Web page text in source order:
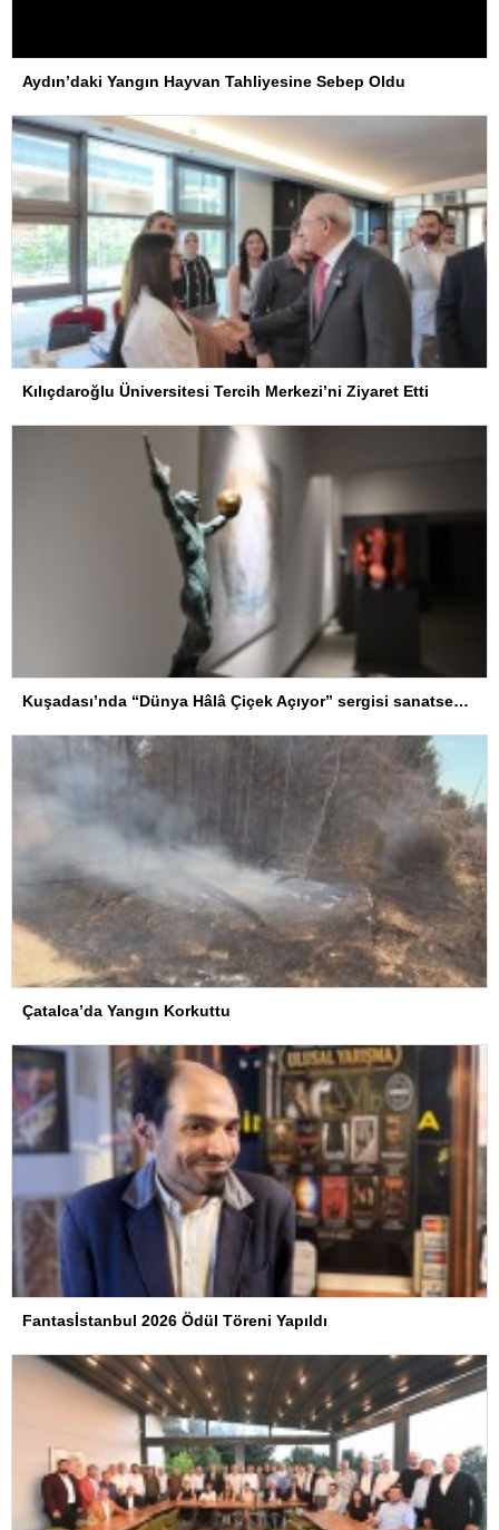
Aydın’daki Yangın Hayvan Tahliyesine Sebep Oldu
Kılıçdaroğlu Üniversitesi Tercih Merkezi’ni Ziyaret Etti
Kuşadası’nda “Dünya Hâlâ Çiçek Açıyor” sergisi sanatseverlerle buluşuyor
Çatalca’da Yangın Korkuttu
Fantasİstanbul 2026 Ödül Töreni Yapıldı